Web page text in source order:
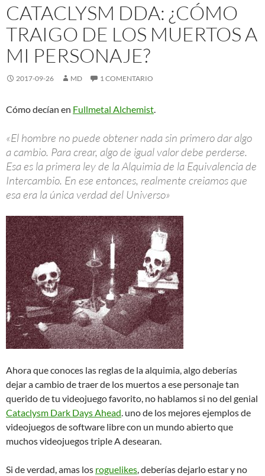
CATACLYSM DDA: ¿CÓMO
TRAIGO DE LOS MUERTOS A
MI PERSONAJE?
2017-09-26 MD 1 COMENTARIO
Cómo decían en Fullmetal Alchemist.
«El hombre no puede obtener nada sin primero dar algo
a cambio. Para crear, algo de igual valor debe perderse.
Esa es la primera ley de la Alquimia de la Equivalencia de
Intercambio. En ese entonces, realmente creiamos que
esa era la única verdad del Universo»
Ahora que conoces las reglas de la alquimia, algo deberías
dejar a cambio de traer de los muertos a ese personaje tan
querido de tu videojuego favorito, no hablamos si no del genial
Cataclysm Dark Days Ahead. uno de los mejores ejemplos de
videojuegos de software libre con un mundo abierto que
muchos videojuegos triple A desearan.
Si de verdad, amas los roguelikes, deberías dejarlo estar y no